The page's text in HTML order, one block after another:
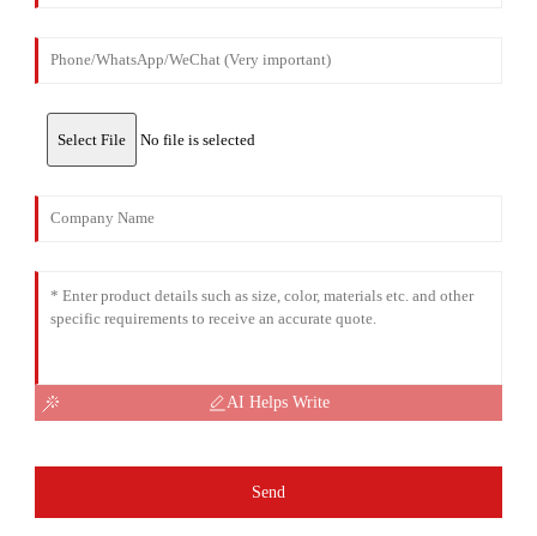
Select File No file is selected
AI Helps Write
Send